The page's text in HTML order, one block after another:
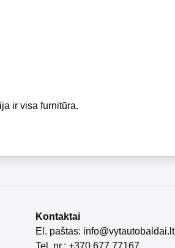
ir visa furnitūra.
Kontaktai
El. paštas: info@vytautobaldai.lt
Tel. nr.: +370 677 77167